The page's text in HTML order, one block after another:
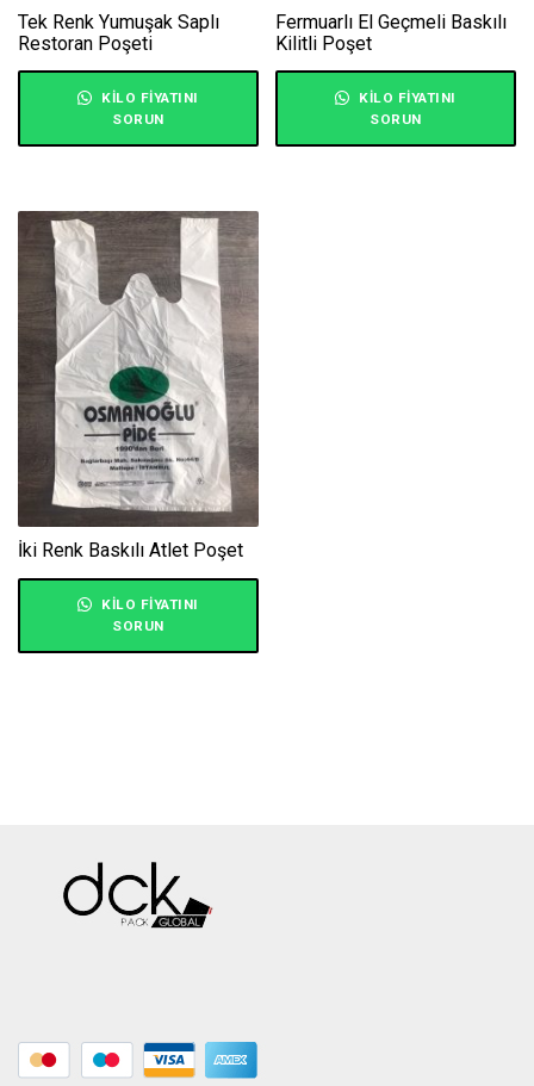
Tek Renk Yumuşak Saplı
Restoran Poşeti
KILO FIYATINI
SORUN
Fermuarlı El Geçmeli Baskılı
Kilitli Poşet
KILO FIYATINI
SORUN
İki Renk Baskılı Atlet Poşet
KILO FIYATINI
SORUN